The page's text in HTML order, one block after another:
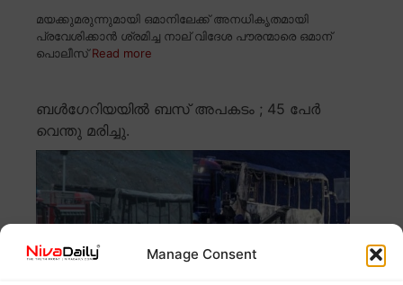
Manage Consent
മയക്കുമരുന്നുമായി ഒമാനിലേക്ക് അനധികൃതമായി
പ്രവേശിക്കാൻ ശ്രമിച്ച നാല് വിദേശ പൗരന്മാരെ ഒമാന്
പൊലീസ്Read more
ബൾഗേറിയയിൽ ബസ് അപകടം ; 45 പേർ
വെന്തു മരിച്ചു.